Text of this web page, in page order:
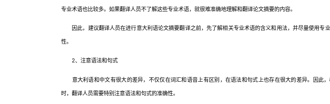
专业术语也比较多。如果翻译人员不了解这些专业术语，就很难准确地理解和翻译论文摘要的内容。
因此，建议翻译人员在进行意大利语论文摘要翻译之前，先了解相关专业术语的含义和用法，并尽量使用专
性。
2、注意语法和句式
意大利语和中文有很大的差异，不仅仅在词汇和语音上有区别，在语法和句式上也存在很大的差异。因此
时，翻译人员需要特别注意语法和句式的准确性。